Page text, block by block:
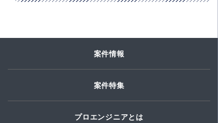
案件情報
案件特集
プロエンジニアとは